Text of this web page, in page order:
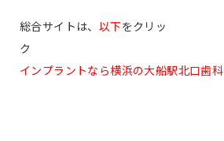
総合サイトは、 以下をクリッ
ク
インプラントなら横浜の大船駅北口歯科